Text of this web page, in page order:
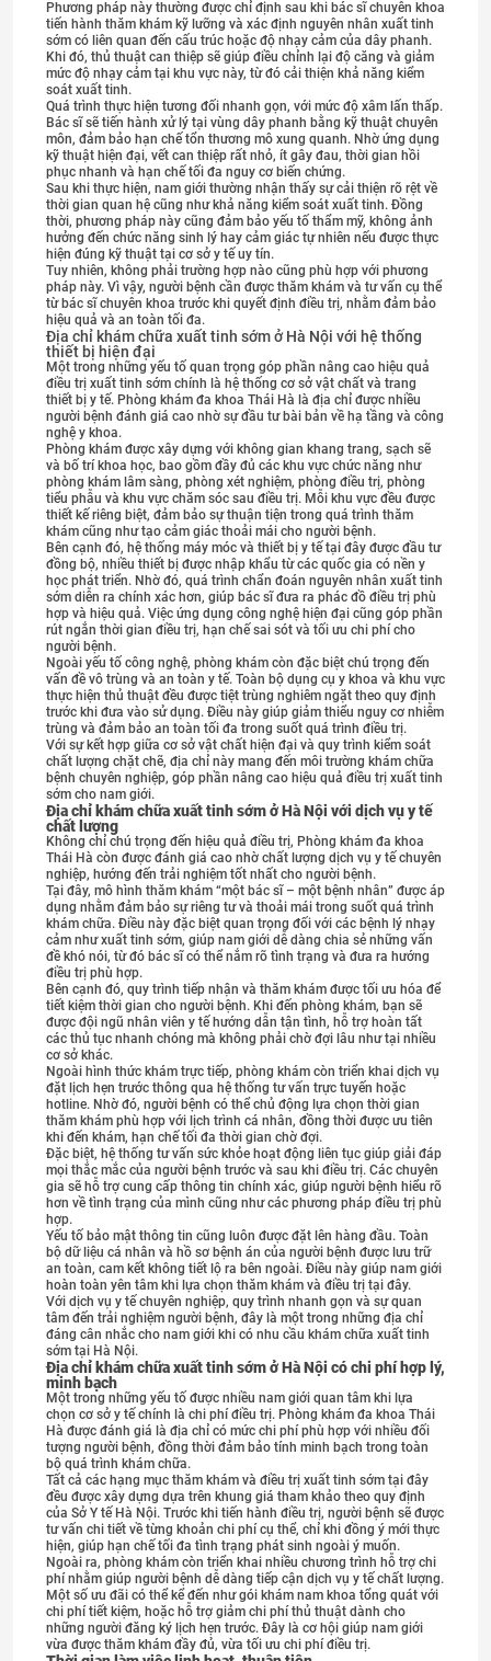
Phương pháp này thường được chỉ định sau khi bác sĩ chuyên khoa
tiến hành thăm khám kỹ lưỡng và xác định nguyên nhân xuất tinh
sớm có liên quan đến cấu trúc hoặc độ nhạy cảm của dây phanh.
Khi đó, thủ thuật can thiệp sẽ giúp điều chỉnh lại độ căng và giảm
mức độ nhạy cảm tại khu vực này, từ đó cải thiện khả năng kiểm
soát xuất tinh.
Quá trình thực hiện tương đối nhanh gọn, với mức độ xâm lấn thấp.
Bác sĩ sẽ tiến hành xử lý tại vùng dây phanh bằng kỹ thuật chuyên
môn, đảm bảo hạn chế tổn thương mô xung quanh. Nhờ ứng dụng
kỹ thuật hiện đại, vết can thiệp rất nhỏ, ít gây đau, thời gian hồi
phục nhanh và hạn chế tối đa nguy cơ biến chứng.
Sau khi thực hiện, nam giới thường nhận thấy sự cải thiện rõ rệt về
thời gian quan hệ cũng như khả năng kiểm soát xuất tinh. Đồng
thời, phương pháp này cũng đảm bảo yếu tố thẩm mỹ, không ảnh
hưởng đến chức năng sinh lý hay cảm giác tự nhiên nếu được thực
hiện đúng kỹ thuật tại cơ sở y tế uy tín.
Tuy nhiên, không phải trường hợp nào cũng phù hợp với phương
pháp này. Vì vậy, người bệnh cần được thăm khám và tư vấn cụ thể
từ bác sĩ chuyên khoa trước khi quyết định điều trị, nhằm đảm bảo
hiệu quả và an toàn tối đa.
Địa chỉ khám chữa xuất tinh sớm ở Hà Nội với hệ thống
thiết bị hiện đại
Một trong những yếu tố quan trọng góp phần nâng cao hiệu quả
điều trị xuất tinh sớm chính là hệ thống cơ sở vật chất và trang
thiết bị y tế. Phòng khám đa khoa Thái Hà là địa chỉ được nhiều
người bệnh đánh giá cao nhờ sự đầu tư bài bản về hạ tầng và công
nghệ y khoa.
Phòng khám được xây dựng với không gian khang trang, sạch sẽ
và bố trí khoa học, bao gồm đầy đủ các khu vực chức năng như
phòng khám lâm sàng, phòng xét nghiệm, phòng điều trị, phòng
tiểu phẫu và khu vực chăm sóc sau điều trị. Mỗi khu vực đều được
thiết kế riêng biệt, đảm bảo sự thuận tiện trong quá trình thăm
khám cũng như tạo cảm giác thoải mái cho người bệnh.
Bên cạnh đó, hệ thống máy móc và thiết bị y tế tại đây được đầu tư
đồng bộ, nhiều thiết bị được nhập khẩu từ các quốc gia có nền y
học phát triển. Nhờ đó, quá trình chẩn đoán nguyên nhân xuất tinh
sớm diễn ra chính xác hơn, giúp bác sĩ đưa ra phác đồ điều trị phù
hợp và hiệu quả. Việc ứng dụng công nghệ hiện đại cũng góp phần
rút ngắn thời gian điều trị, hạn chế sai sót và tối ưu chi phí cho
người bệnh.
Ngoài yếu tố công nghệ, phòng khám còn đặc biệt chú trọng đến
vấn đề vô trùng và an toàn y tế. Toàn bộ dụng cụ y khoa và khu vực
thực hiện thủ thuật đều được tiệt trùng nghiêm ngặt theo quy định
trước khi đưa vào sử dụng. Điều này giúp giảm thiểu nguy cơ nhiễm
trùng và đảm bảo an toàn tối đa trong suốt quá trình điều trị.
Với sự kết hợp giữa cơ sở vật chất hiện đại và quy trình kiểm soát
chất lượng chặt chẽ, địa chỉ này mang đến môi trường khám chữa
bệnh chuyên nghiệp, góp phần nâng cao hiệu quả điều trị xuất tinh
sớm cho nam giới.
Địa chỉ khám chữa xuất tinh sớm ở Hà Nội với dịch vụ y tế
chất lượng
Không chỉ chú trọng đến hiệu quả điều trị, Phòng khám đa khoa
Thái Hà còn được đánh giá cao nhờ chất lượng dịch vụ y tế chuyên
nghiệp, hướng đến trải nghiệm tốt nhất cho người bệnh.
Tại đây, mô hình thăm khám “một bác sĩ – một bệnh nhân” được áp
dụng nhằm đảm bảo sự riêng tư và thoải mái trong suốt quá trình
khám chữa. Điều này đặc biệt quan trọng đối với các bệnh lý nhạy
cảm như xuất tinh sớm, giúp nam giới dễ dàng chia sẻ những vấn
đề khó nói, từ đó bác sĩ có thể nắm rõ tình trạng và đưa ra hướng
điều trị phù hợp.
Bên cạnh đó, quy trình tiếp nhận và thăm khám được tối ưu hóa để
tiết kiệm thời gian cho người bệnh. Khi đến phòng khám, bạn sẽ
được đội ngũ nhân viên y tế hướng dẫn tận tình, hỗ trợ hoàn tất
các thủ tục nhanh chóng mà không phải chờ đợi lâu như tại nhiều
cơ sở khác.
Ngoài hình thức khám trực tiếp, phòng khám còn triển khai dịch vụ
đặt lịch hẹn trước thông qua hệ thống tư vấn trực tuyến hoặc
hotline. Nhờ đó, người bệnh có thể chủ động lựa chọn thời gian
thăm khám phù hợp với lịch trình cá nhân, đồng thời được ưu tiên
khi đến khám, hạn chế tối đa thời gian chờ đợi.
Đặc biệt, hệ thống tư vấn sức khỏe hoạt động liên tục giúp giải đáp
mọi thắc mắc của người bệnh trước và sau khi điều trị. Các chuyên
gia sẽ hỗ trợ cung cấp thông tin chính xác, giúp người bệnh hiểu rõ
hơn về tình trạng của mình cũng như các phương pháp điều trị phù
hợp.
Yếu tố bảo mật thông tin cũng luôn được đặt lên hàng đầu. Toàn
bộ dữ liệu cá nhân và hồ sơ bệnh án của người bệnh được lưu trữ
an toàn, cam kết không tiết lộ ra bên ngoài. Điều này giúp nam giới
hoàn toàn yên tâm khi lựa chọn thăm khám và điều trị tại đây.
Với dịch vụ y tế chuyên nghiệp, quy trình nhanh gọn và sự quan
tâm đến trải nghiệm người bệnh, đây là một trong những địa chỉ
đáng cân nhắc cho nam giới khi có nhu cầu khám chữa xuất tinh
sớm tại Hà Nội.
Địa chỉ khám chữa xuất tinh sớm ở Hà Nội có chi phí hợp lý,
minh bạch
Một trong những yếu tố được nhiều nam giới quan tâm khi lựa
chọn cơ sở y tế chính là chi phí điều trị. Phòng khám đa khoa Thái
Hà được đánh giá là địa chỉ có mức chi phí phù hợp với nhiều đối
tượng người bệnh, đồng thời đảm bảo tính minh bạch trong toàn
bộ quá trình khám chữa.
Tất cả các hạng mục thăm khám và điều trị xuất tinh sớm tại đây
đều được xây dựng dựa trên khung giá tham khảo theo quy định
của Sở Y tế Hà Nội. Trước khi tiến hành điều trị, người bệnh sẽ được
tư vấn chi tiết về từng khoản chi phí cụ thể, chỉ khi đồng ý mới thực
hiện, giúp hạn chế tối đa tình trạng phát sinh ngoài ý muốn.
Ngoài ra, phòng khám còn triển khai nhiều chương trình hỗ trợ chi
phí nhằm giúp người bệnh dễ dàng tiếp cận dịch vụ y tế chất lượng.
Một số ưu đãi có thể kể đến như gói khám nam khoa tổng quát với
chi phí tiết kiệm, hoặc hỗ trợ giảm chi phí thủ thuật dành cho
những người đăng ký lịch hẹn trước. Đây là cơ hội giúp nam giới
vừa được thăm khám đầy đủ, vừa tối ưu chi phí điều trị.